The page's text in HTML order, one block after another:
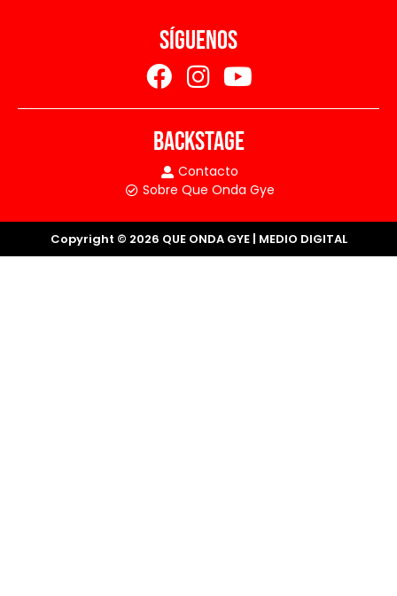
SÍGUENOS
BACKSTAGE
Contacto
Sobre Que Onda Gye
Copyright © 2026 QUE ONDA GYE | MEDIO DIGITAL